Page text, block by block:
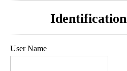
Identification
User Name